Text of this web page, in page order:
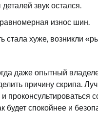
звук остался.
износ шин.
стала хуже, возникли
даже опытный
причину скрипа.
проконсультироваться
будет спокойнее и